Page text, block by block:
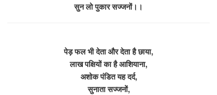
सुन लो पुकार सज्जनों।।
पेड़ फल भी देता और देता है छाया,
लाख पक्षियों का है आशियाना,
अशोक पंडित यह दर्द,
सुनाता सज्जनों,